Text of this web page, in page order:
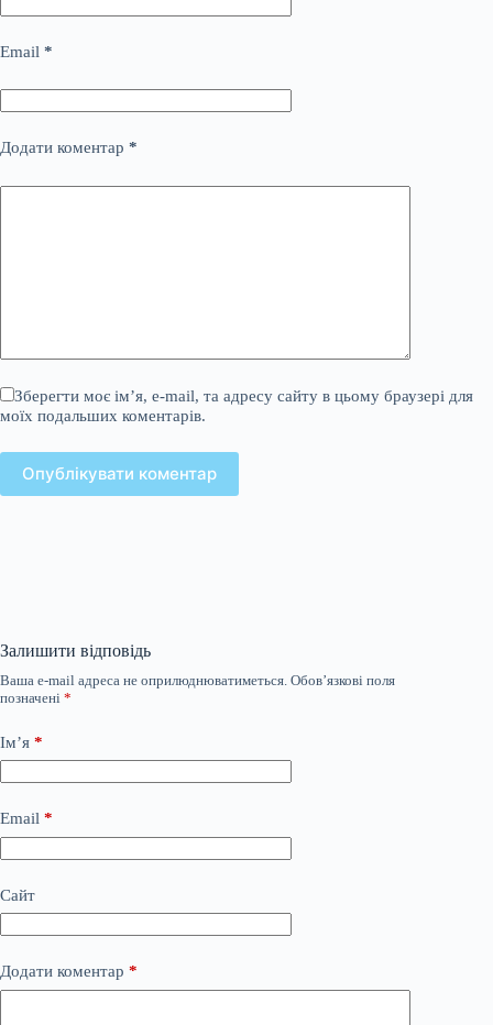
Email *
Додати коментар *
Зберегти моє ім’я, e-mail, та адресу сайту в цьому браузері для
моїх подальших коментарів.
Опублікувати коментар
Залишити відповідь
Ваша e-mail адреса не оприлюднюватиметься. Обов’язкові поля
позначені *
Ім’я *
Email *
Сайт
Додати коментар *